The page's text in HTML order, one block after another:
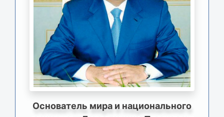
Основатель мира и национального